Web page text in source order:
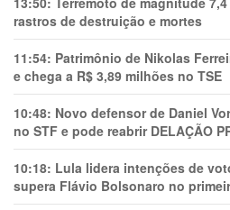
rastros de destruição e mortes
11:54: Patrimônio de Nikolas
e chega a R$ 3,89 milhões no TSE
10:48: Novo defensor de Daniel
no STF e pode reabrir DELAÇÃO
10:18: Lula lidera intenções de
supera Flávio Bolsonaro no